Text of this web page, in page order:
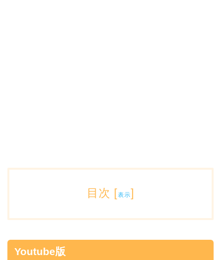
目次 [表示]
Youtube版